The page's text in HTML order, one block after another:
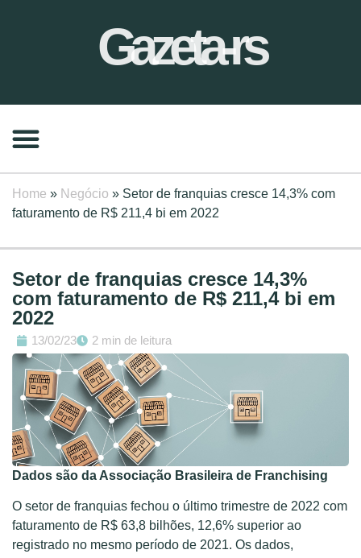
Gazeta-rs
Home » Negócio » Setor de franquias cresce 14,3% com
faturamento de R$ 211,4 bi em 2022
Setor de franquias cresce 14,3%
com faturamento de R$ 211,4 bi em
2022
13/02/23 2 min de leitura
Dados são da Associação Brasileira de Franchising
O setor de franquias fechou o último trimestre de 2022 com
faturamento de R$ 63,8 bilhões, 12,6% superior ao
registrado no mesmo período de 2021. Os dados,